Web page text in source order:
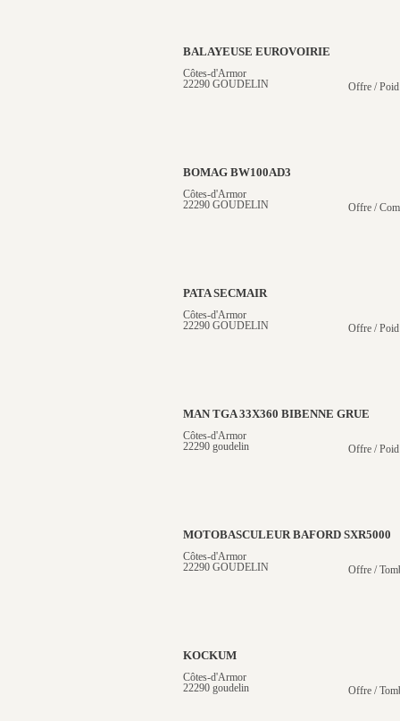
BALAYEUSE EUROVOIRIE
Côtes-d'Armor
22290 GOUDELIN
Offre /
BOMAG BW100AD3
Côtes-d'Armor
22290 GOUDELIN
Offre /
PATA SECMAIR
Côtes-d'Armor
22290 GOUDELIN
Offre /
MAN TGA 33X360 BIBENNE GRUE
Côtes-d'Armor
22290 goudelin
Offre /
MOTOBASCULEUR BAFORD SXR5000
Côtes-d'Armor
22290 GOUDELIN
Offre /
KOCKUM
Côtes-d'Armor
22290 goudelin
Offre /